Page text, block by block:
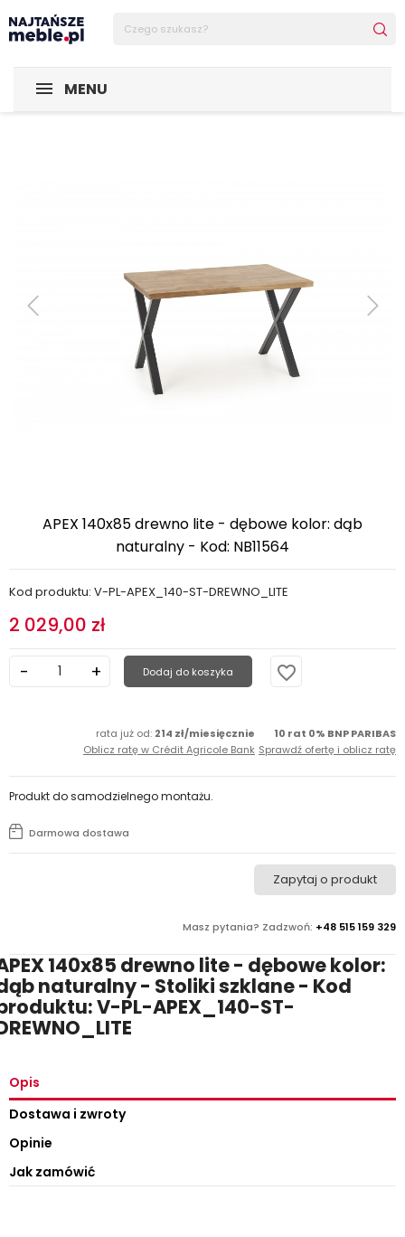
MENU
Sklep Najtańsze-meble
APEX 140x85 drewno lite - dębowe kolor: dąb
naturalny - Kod: NB11564
Kod produktu: V-PL-APEX_140-ST-DREWNO_LITE
2 029,00 zł
Dodaj do koszyka favorite_border
rata już od: 214 zł/miesięcznie
Oblicz ratę w Crédit Agricole Bank
10 rat 0% BNP PARIBAS
Sprawdź ofertę i oblicz ratę
Masz pytania? Zadzwoń: +48 515 159 329
Zapytaj o produkt
Darmowa dostawa
Produkt do samodzielnego montażu.
140x85 drewno lite - dębowe kolor:
naturalny - Stoliki szklane - Kod
V-PL-APEX_140-ST-
Opis
Dostawa i zwroty
Opinie
Jak zamówić